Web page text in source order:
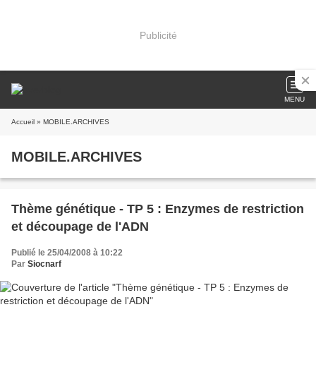
Publicité
MENU
Accueil » MOBILE.ARCHIVES
MOBILE.ARCHIVES
Thème génétique - TP 5 : Enzymes de restriction
et découpage de l'ADN
Publié le 25/04/2008 à 10:22
Par Siocnarf